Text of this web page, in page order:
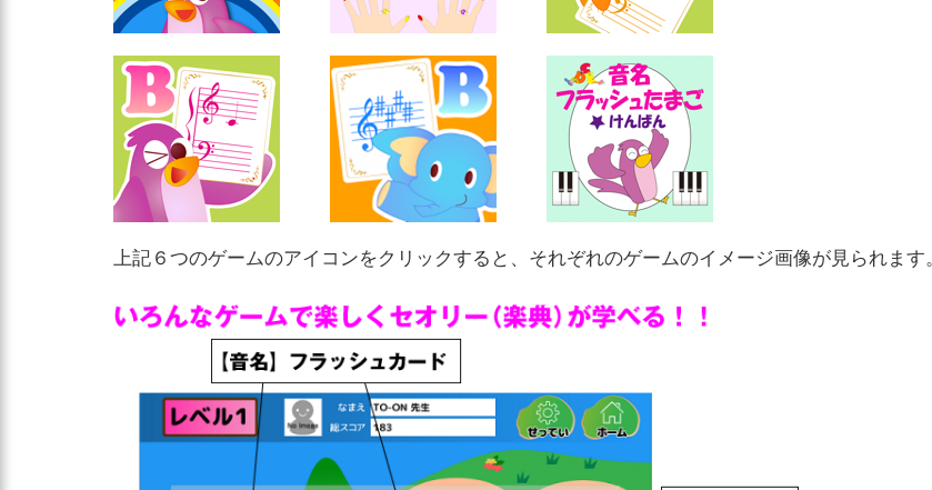
上記６つのゲームのアイコンをクリックすると、それぞれのゲームのイメージ画像が見られます。